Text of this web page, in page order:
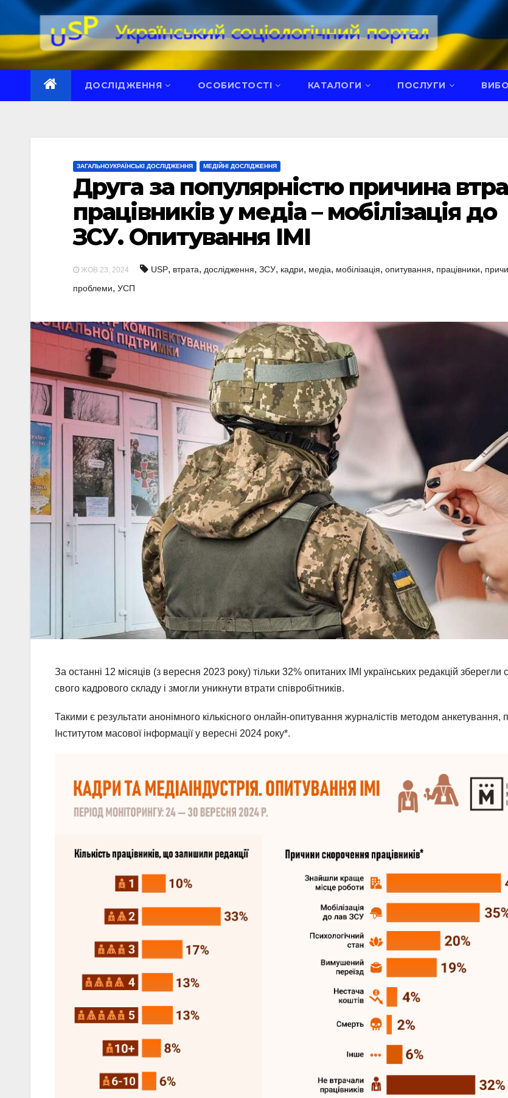
Перейти
вмісту
ДОСЛІДЖЕННЯ ОСОБИСТОСТІ КАТАЛОГИ ПОСЛУГИ
ЗАГАЛЬНОУКРАЇНСЬКІ ДОСЛІДЖЕННЯ МЕДІЙНІ ДОСЛІДЖЕННЯ
Друга за популярністю причина
працівників у медіа – мобілізація до
ЗСУ. Опитування ІМІ
ЖОВ 23, 2024 USP, втрата, дослідження, ЗСУ, кадри, медіа, мобілізація, опитування, працівники,
проблеми, УСП
За останні 12 місяців (з вересня 2023 року) тільки 32% опитаних ІМІ українських редакцій зберегли
свого кадрового складу і змогли уникнути втрати співробітників.
Такими є результати анонімного кількісного онлайн-опитування журналістів методом анкетування,
Інститутом масової інформації у вересні 2024 року*.